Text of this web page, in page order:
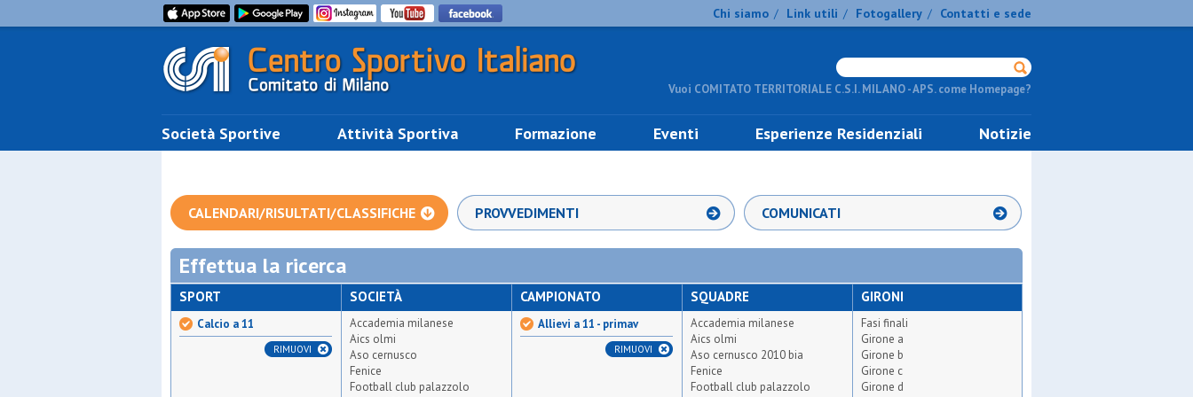
Chi siamo / Link utili / Fotogallery / Contatti e sede
Vuoi COMITATO TERRITORIALE C.S.I. MILANO - APS. come Homepage?
Società Sportive Attività Sportiva Formazione Eventi Esperienze Residenziali Notizie
CALENDARI/RISULTATI/CLASSIFICHE PROVVEDIMENTI COMUNICATI
Effettua la ricerca
SPORT
Calcio a 11
RIMUOVI
SOCIETÀ
Accademia milanese
Aics olmi
Aso cernusco
Fenice
Football club palazzolo
CAMPIONATO
Allievi a 11 - primav
RIMUOVI
SQUADRE
Accademia milanese
Aics olmi
Aso cernusco 2010 bia
Fenice
Football club palazzolo
GIRONI
Fasi finali
Girone a
Girone b
Girone c
Girone d